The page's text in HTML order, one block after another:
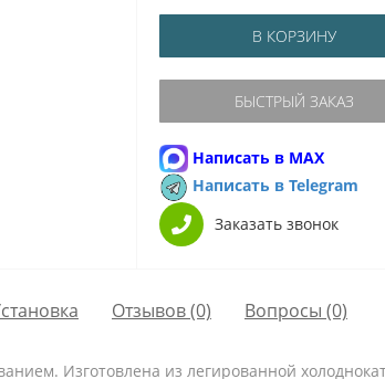
В КОРЗИНУ
БЫСТРЫЙ ЗАКАЗ
Написать в MAX
Написать в Telegram
Заказать звонок
Отзывов (0) Вопросы (0)
Изготовлена из легированной